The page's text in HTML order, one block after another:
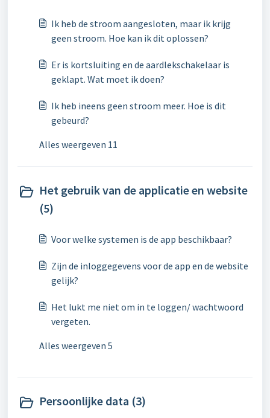
Ik heb de stroom aangesloten, maar ik krijg
geen stroom. Hoe kan ik dit oplossen?
Er is kortsluiting en de aardlekschakelaar is
geklapt. Wat moet ik doen?
Ik heb ineens geen stroom meer. Hoe is dit
gebeurd?
Alles weergeven 11
Het gebruik van de applicatie en website
(5)
Voor welke systemen is de app beschikbaar?
Zijn de inloggegevens voor de app en de website
gelijk?
Het lukt me niet om in te loggen/ wachtwoord
vergeten.
Alles weergeven 5
Persoonlijke data (3)